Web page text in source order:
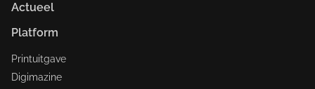
Actueel
Platform
Printuitgave
Digimazine